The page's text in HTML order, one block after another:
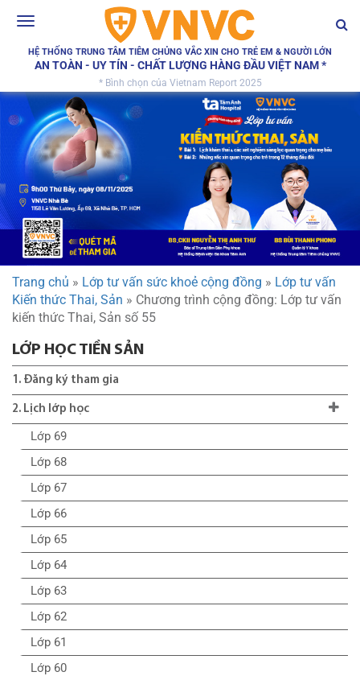
Toggle
HỆ THỐNG TRUNG TÂM TIÊM CHỦNG VẮC XIN CHO TRẺ EM & NGƯỜI LỚN
AN TOÀN - UY TÍN - CHẤT LƯỢNG HÀNG ĐẦU VIỆT NAM *
* Bình chọn của Vietnam Report 2025
Trang chủ » Lớp tư vấn sức khoẻ cộng đồng » Lớp tư vấn
Kiến thức Thai, Sản » Chương trình cộng đồng: Lớp tư vấn
kiến thức Thai, Sản số 55
LỚP HỌC TIỀN SẢN
1. Đăng ký tham gia
2. Lịch lớp học
Lớp 69
Lớp 68
Lớp 67
Lớp 66
Lớp 65
Lớp 64
Lớp 63
Lớp 62
Lớp 61
Lớp 60